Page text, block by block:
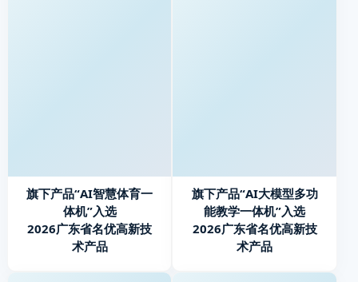
旗下产品“AI智慧体育一
体机”入选
2026广东省名优高新技
术产品
旗下产品“AI大模型多功
能教学一体机”入选
2026广东省名优高新技
术产品